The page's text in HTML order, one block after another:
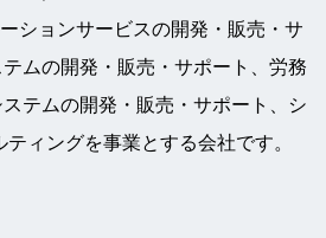
ションサービスの開発・販売・サ
ムの開発・販売・サポート、労務
テムの開発・販売・サポート、シ
ィングを事業とする会社です。